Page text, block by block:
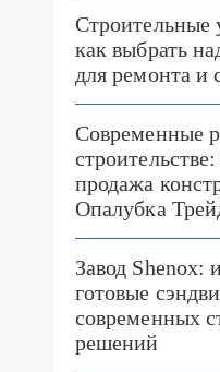
Строительные
как выбрать
для ремонта и
Современные
продажа
Опалубка
Завод Shenox:
готовые
современных
решений